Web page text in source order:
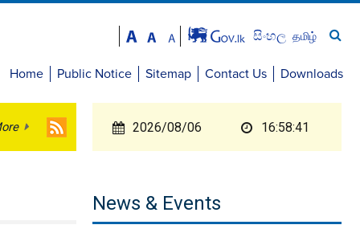
සිංහල தமிழ்
Home Public Notice Sitemap Contact Us Downloads
2026/08/06 16:58:42
News & Events